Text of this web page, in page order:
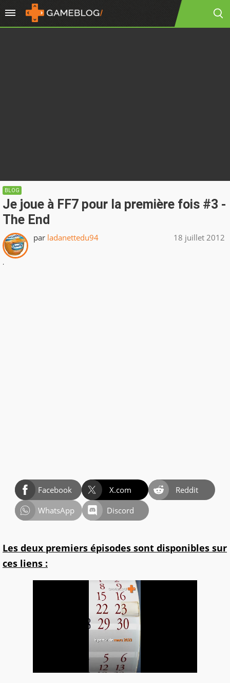
BLOG
Je joue à FF7 pour la première fois #3 -
The End
par ladanettedu94 18 juillet 2012
.
Facebook X.com
Reddit
WhatsApp
Discord
Les deux premiers épisodes sont disponibles sur
ces liens :